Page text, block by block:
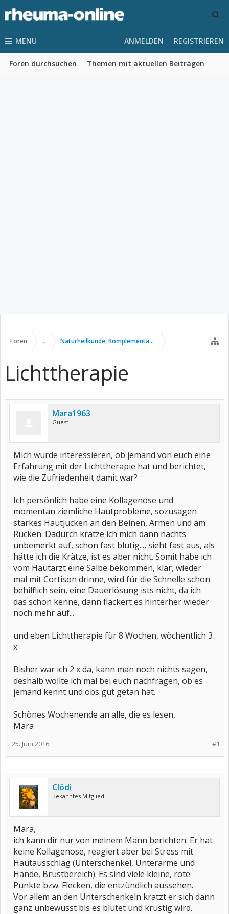
MENU
Foren durchsuchen Themen mit aktuellen Beiträgen
ANMELDEN REGISTRIEREN
Foren ... Naturheilkunde, Komplementär- u. Alternativmedizin
Lichttherapie
Mara1963
Guest
Mich würde interessieren, ob jemand von euch eine
Erfahrung mit der Lichttherapie hat und berichtet,
wie die Zufriedenheit damit war?
Ich persönlich habe eine Kollagenose und
momentan ziemliche Hautprobleme, sozusagen
starkes Hautjucken an den Beinen, Armen und am
Rücken. Dadurch kratze ich mich dann nachts
unbemerkt auf, schon fast blutig..., sieht fast aus, als
hätte ich die Krätze, ist es aber nicht. Somit habe ich
vom Hautarzt eine Salbe bekommen, klar, wieder
mal mit Cortison drinne, wird für die Schnelle schon
behilflich sein, eine Dauerlösung ists nicht, da ich
das schon kenne, dann flackert es hinterher wieder
noch mehr auf...
und eben Lichttherapie für 8 Wochen, wöchentlich 3
x.
Bisher war ich 2 x da, kann man noch nichts sagen,
deshalb wollte ich mal bei euch nachfragen, ob es
jemand kennt und obs gut getan hat.
Schönes Wochenende an alle, die es lesen,
Mara
#1
25. Juni 2016
Clödi
Bekanntes Mitglied
Mara,
ich kann dir nur von meinem Mann berichten. Er hat
keine Kollagenose, reagiert aber bei Stress mit
Hautausschlag (Unterschenkel, Unterarme und
Hände, Brustbereich). Es sind viele kleine, rote
Punkte bzw. Flecken, die entzündlich aussehen.
Vor allem an den Unterschenkeln kratzt er sich dann
ganz unbewusst bis es blutet und krustig wird.